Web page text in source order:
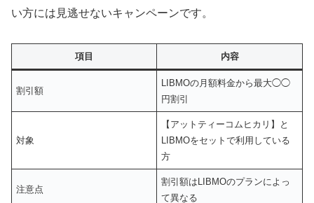
い方には見逃せないキャンペーンです。
項目 内容
割引額
LIBMOの月額料金から最大◯◯
円割引
対象
【アットティーコムヒカリ】と
LIBMOをセットで利用している
方
注意点
割引額はLIBMOのプランによっ
て異なる